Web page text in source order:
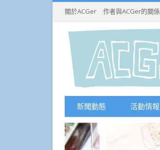
關於ACGer 作者與ACGer的關係
新聞動態 活動情報